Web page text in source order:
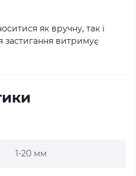
як вручну, так і
застигання витримує
1-20 мм